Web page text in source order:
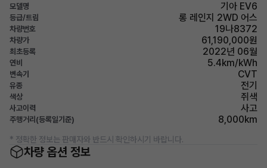
모델명 기아 EV6
등급/트림 롱 레인지 2WD 어스
차량번호 19나8372
차량가 61,190,000원
최초등록 2022년 06월
연비 5.4km/kWh
변속기 CVT
유종 전기
색상 쥐색
사고이력 사고
주행거리(등록일기준) 8,000km
* 정확한 정보는 판매자와 반드시 확인하시기 바랍니다.
차량 옵션 정보